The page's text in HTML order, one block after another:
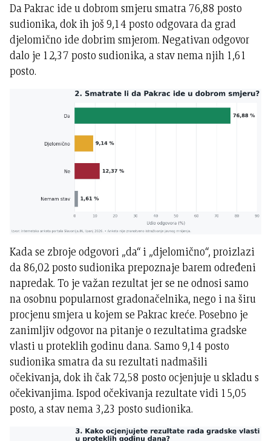
Da Pakrac ide u dobrom smjeru smatra 76,88 posto
sudionika, dok ih još 9,14 posto odgovara da grad
djelomično ide dobrim smjerom. Negativan odgovor
dalo je 12,37 posto sudionika, a stav nema njih 1,61
posto.
Kada se zbroje odgovori „da“ i „djelomično“, proizlazi
da 86,02 posto sudionika prepoznaje barem određeni
napredak. To je važan rezultat jer se ne odnosi samo
na osobnu popularnost gradonačelnika, nego i na širu
procjenu smjera u kojem se Pakrac kreće. Posebno je
zanimljiv odgovor na pitanje o rezultatima gradske
vlasti u proteklih godinu dana. Samo 9,14 posto
sudionika smatra da su rezultati nadmašili
očekivanja, dok ih čak 72,58 posto ocjenjuje u skladu s
očekivanjima. Ispod očekivanja rezultate vidi 15,05
posto, a stav nema 3,23 posto sudionika.